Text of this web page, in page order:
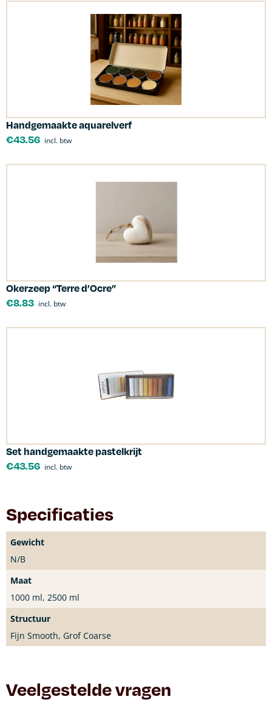
Handgemaakte aquarelverf
€43.56 incl. btw
Okerzeep “Terre d’Ocre”
€8.83 incl. btw
Set handgemaakte pastelkrijt
€43.56 incl. btw
Specificaties
Gewicht
N/B
Maat
1000 ml, 2500 ml
Structuur
Fijn Smooth, Grof Coarse
Veelgestelde vragen